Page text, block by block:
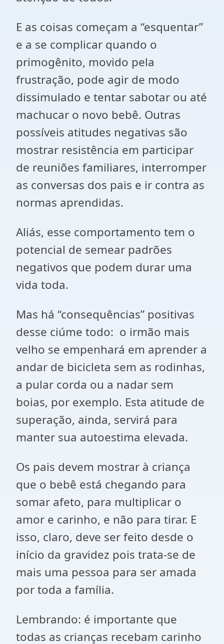
E as coisas começam a “esquentar”
e a se complicar quando o
primogênito, movido pela
frustração, pode agir de modo
dissimulado e tentar sabotar ou até
machucar o novo bebê. Outras
possíveis atitudes negativas são
mostrar resistência em participar
de reuniões familiares, interromper
as conversas dos pais e ir contra as
normas aprendidas.
Aliás, esse comportamento tem o
potencial de semear padrões
negativos que podem durar uma
vida toda.
Mas há “consequências” positivas
desse ciúme todo: o irmão mais
velho se empenhará em aprender a
andar de bicicleta sem as rodinhas,
a pular corda ou a nadar sem
boias, por exemplo. Esta atitude de
superação, ainda, servirá para
manter sua autoestima elevada.
Os pais devem mostrar à criança
que o bebê está chegando para
somar afeto, para multiplicar o
amor e carinho, e não para tirar. E
isso, claro, deve ser feito desde o
início da gravidez pois trata-se de
mais uma pessoa para ser amada
por toda a família.
Lembrando: é importante que
todas as crianças recebam carinho